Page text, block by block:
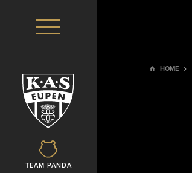
TEAM PANDA
HOME